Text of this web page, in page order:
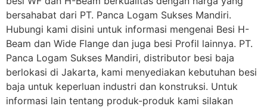
bersahabat dari PT. Panca Logam Sukses Mandiri.
Hubungi kami disini untuk informasi mengenai Besi H-
Beam dan Wide Flange dan juga besi Profil lainnya. PT.
Panca Logam Sukses Mandiri, distributor besi baja
berlokasi di Jakarta, kami menyediakan kebutuhan besi
baja untuk keperluan industri dan konstruksi. Untuk
informasi lain tentang produk-produk kami silakan